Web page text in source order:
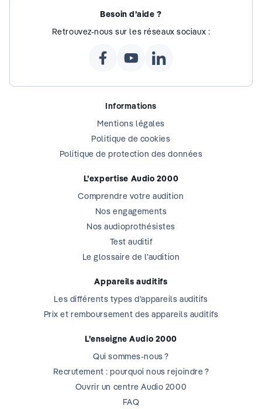
Besoin d’aide ?
Retrouvez-nous sur les réseaux sociaux :
Informations
Mentions légales
Politique de cookies
Politique de protection des données
L’expertise Audio 2000
Comprendre votre audition
Nos engagements
Nos audioprothésistes
Test auditif
Le glossaire de l’audition
Appareils auditifs
Les différents types d’appareils auditifs
Prix et remboursement des appareils auditifs
L’enseigne Audio 2000
Qui sommes-nous ?
Recrutement : pourquoi nous rejoindre ?
Ouvrir un centre Audio 2000
FAQ